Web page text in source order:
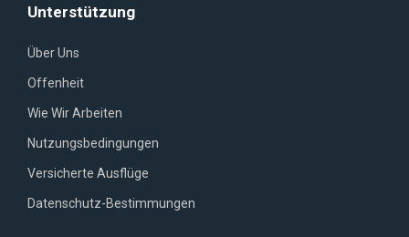
Unterstützung
Über Uns
Offenheit
Wie Wir Arbeiten
Nutzungsbedingungen
Versicherte Ausflüge
Datenschutz-Bestimmungen